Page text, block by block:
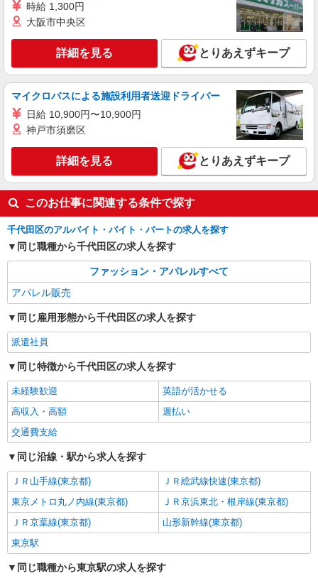
キープ 詳細を見る
時給 1,300円
大阪市中央区
詳細を見る とりあえずキープ
マイクロバスによる施設利用者送迎ドライバー
日給 10,900円〜10,900円
神戸市須磨区
詳細を見る とりあえずキープ
このお仕事に関連する条件で探す
千代田区のアルバイト・バイト・パートの求人を探す
同じ職種から千代田区の求人を探す
ファッション・アパレルすべて
アパレル販売
同じ雇用形態から千代田区の求人を探す
派遣社員
同じ特徴から千代田区の求人を探す
未経験歓迎
英語が活かせる
高収入・高額
週払い
交通費支給
同じ沿線・駅から求人を探す
ＪＲ山手線(東京都)
ＪＲ総武線快速(東京都)
東京メトロ丸ノ内線(東京都)
ＪＲ京浜東北・根岸線(東京都)
ＪＲ京葉線(東京都)
山形新幹線(東京都)
東京駅
同じ職種から東京駅の求人を探す